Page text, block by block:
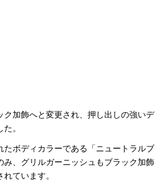
加飾へと変更され、押し出しの強いデ
。
ボディカラーである「ニュートラルブ
み、グリルガーニッシュもブラック加飾
ています。